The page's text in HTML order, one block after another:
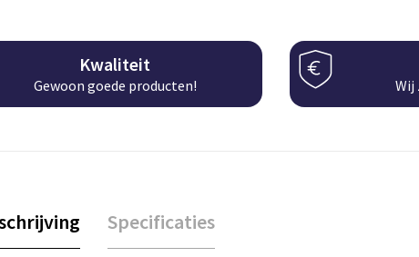
Kwaliteit
Gewoon goede producten! Wij
Specificaties